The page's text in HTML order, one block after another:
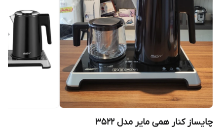
چایساز کنار همی مایر مدل ۳۵۲۲